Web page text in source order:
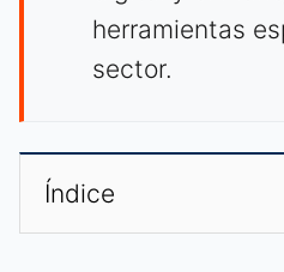
herramientas
sector.
Índice